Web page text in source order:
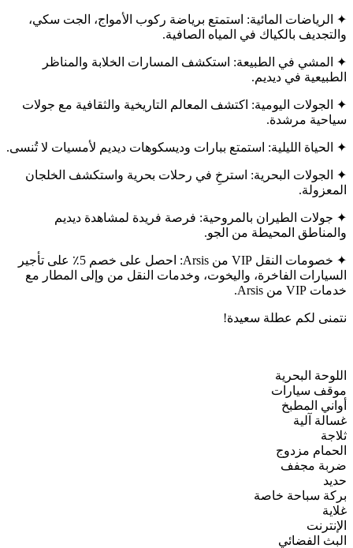
✦ الرياضات المائية: استمتع برياضة ركوب الأمواج، الجت سكي،
والتجديف بالكياك في المياه الصافية.
✦ المشي في الطبيعة: استكشف المسارات الخلابة والمناظر
الطبيعية في ديديم.
✦ الجولات اليومية: اكتشف المعالم التاريخية والثقافية مع جولات
سياحية مرشدة.
✦ الحياة الليلية: استمتع ببارات وديسكوهات ديديم لأمسيات لا تُنسى.
✦ الجولات البحرية: استرخِ في رحلات بحرية واستكشف الخلجان
المعزولة.
✦ جولات الطيران بالمروحية: فرصة فريدة لمشاهدة ديديم
والمناطق المحيطة من الجو.
✦ خصومات النقل VIP من Arsis: احصل على خصم 5٪ على تأجير
السيارات الفاخرة، واليخوت، وخدمات النقل من وإلى المطار مع
خدمات VIP من Arsis.
نتمنى لكم عطلة سعيدة!
اللوحة البحرية
موقف سيارات
أواني المطبخ
غسالة آلية
ثلاجة
الحمام مزدوج
ضربة مجفف
حديد
بركة سباحة خاصة
غلاية
الإنترنت
البث الفضائي